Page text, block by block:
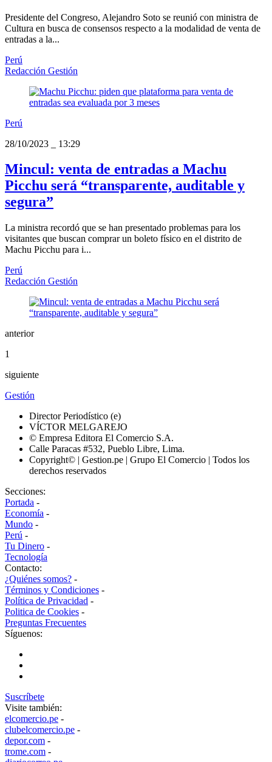
Presidente del Congreso, Alejandro Soto se reunió con ministra de
Cultura en busca de consensos respecto a la modalidad de venta de
entradas a la...
Perú
Redacción Gestión
Perú
28/10/2023
13:29
Mincul: venta de entradas a Machu
Picchu será “transparente, auditable y
segura”
La ministra recordó que se han presentado problemas para los
visitantes que buscan comprar un boleto físico en el distrito de
Machu Picchu para i...
Perú
Redacción Gestión
anterior
1
siguiente
Gestión
Director Periodístico (e)
VÍCTOR MELGAREJO
© Empresa Editora El Comercio S.A.
Calle Paracas #532, Pueblo Libre, Lima.
Copyright© | Gestion.pe | Grupo El Comercio | Todos los
derechos reservados
Secciones:
Portada -
Economía -
Mundo -
Perú -
Tu Dinero -
Tecnología
Contacto:
¿Quiénes somos? -
Términos y Condiciones -
Política de Privacidad -
Politica de Cookies -
Preguntas Frecuentes
Síguenos:
Suscríbete
Visite también:
elcomercio.pe -
clubelcomercio.pe -
depor.com -
trome.com -